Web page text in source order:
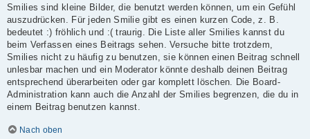
Smilies sind kleine Bilder, die benutzt werden können, um ein Gefühl
auszudrücken. Für jeden Smilie gibt es einen kurzen Code, z. B.
bedeutet :) fröhlich und :( traurig. Die Liste aller Smilies kannst du
beim Verfassen eines Beitrags sehen. Versuche bitte trotzdem,
Smilies nicht zu häufig zu benutzen, sie können einen Beitrag schnell
unlesbar machen und ein Moderator könnte deshalb deinen Beitrag
entsprechend überarbeiten oder gar komplett löschen. Die Board-
Administration kann auch die Anzahl der Smilies begrenzen, die du in
einem Beitrag benutzen kannst.
Nach oben